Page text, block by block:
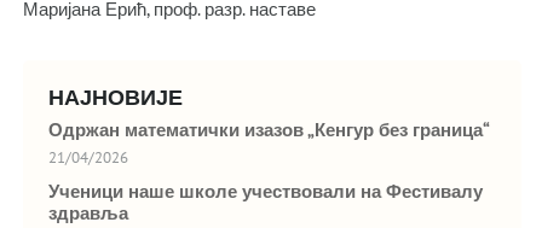
Маријана Ерић, проф. разр. наставе
НАЈНОВИЈЕ
Одржан математички изазов „Кенгур без граница“
21/04/2026
Ученици наше школе учествовали на Фестивалу
здравља